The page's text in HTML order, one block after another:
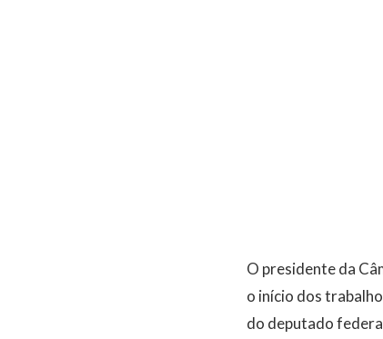
O presidente da
o início dos
do deputado